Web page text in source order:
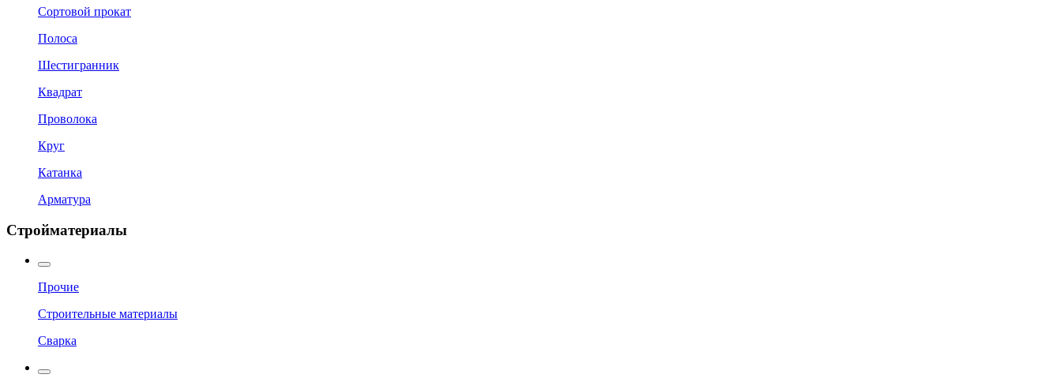
Сортовой прокат
Полоса
Шестигранник
Квадрат
Проволока
Круг
Катанка
Арматура
Стройматериалы
Прочие
Строительные материалы
Сварка